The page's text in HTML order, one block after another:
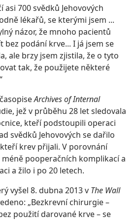
asi 700 svědků Jehovových
lékařů, se kterými jsem ...
názor, že mnoho pacientů
bez podání krve... I já jsem se
ale brzy jsem zjistila, že o tyto
tak, že použijete některé
Archives of Internal
jež v průběhu 28 let sledovala
kteří podstoupili operaci
svědků Jehovových se dařilo
krev přijali. V porovnání
pooperačních komplikací a
a žilo i po 20 letech.
vyšel 8. dubna 2013 v The Wall
„Bezkrevní chirurgie –
použití darované krve – se